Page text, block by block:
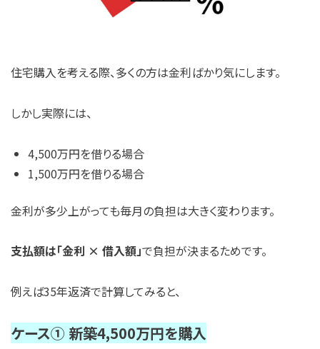
住宅購入を考える際、多くの方は金利ばかり気にします。
しかし実際には、
4,500万円を借りる場合
1,500万円を借りる場合
金利が多少上がっても毎月の負担は大きく変わります。
支払額は「金利 × 借入額」で負担が決まるためです。
例えば35年返済で計算してみると、
ケース① 新築4,500万円を購入